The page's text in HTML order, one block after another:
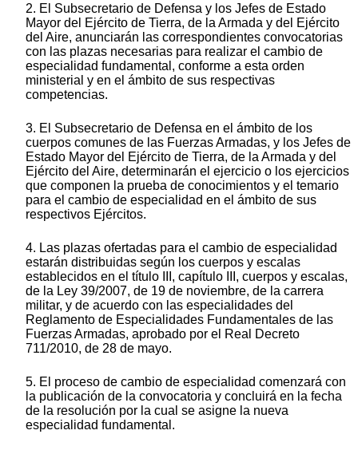
2. El Subsecretario de Defensa y los Jefes de Estado
Mayor del Ejército de Tierra, de la Armada y del Ejército
del Aire, anunciarán las correspondientes convocatorias
con las plazas necesarias para realizar el cambio de
especialidad fundamental, conforme a esta orden
ministerial y en el ámbito de sus respectivas
competencias.
3. El Subsecretario de Defensa en el ámbito de los
cuerpos comunes de las Fuerzas Armadas, y los Jefes de
Estado Mayor del Ejército de Tierra, de la Armada y del
Ejército del Aire, determinarán el ejercicio o los ejercicios
que componen la prueba de conocimientos y el temario
para el cambio de especialidad en el ámbito de sus
respectivos Ejércitos.
4. Las plazas ofertadas para el cambio de especialidad
estarán distribuidas según los cuerpos y escalas
establecidos en el título III, capítulo III, cuerpos y escalas,
de la Ley 39/2007, de 19 de noviembre, de la carrera
militar, y de acuerdo con las especialidades del
Reglamento de Especialidades Fundamentales de las
Fuerzas Armadas, aprobado por el Real Decreto
711/2010, de 28 de mayo.
5. El proceso de cambio de especialidad comenzará con
la publicación de la convocatoria y concluirá en la fecha
de la resolución por la cual se asigne la nueva
especialidad fundamental.